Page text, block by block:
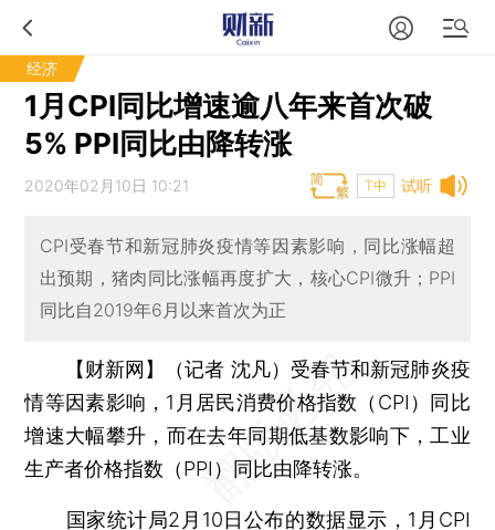
经济
1月CPI同比增速逾八年来首次破
5% PPI同比由降转涨
试听
2020年02月10日 10:21 T中
CPI受春节和新冠肺炎疫情等因素影响，同比涨幅超
出预期，猪肉同比涨幅再度扩大，核心CPI微升；PPI
同比自2019年6月以来首次为正
【财新网】（记者 沈凡） 受春节和新冠肺炎疫
情等因素影响，1月居民消费价格指数（CPI）同比
增速大幅攀升，而在去年同期低基数影响下，工业
生产者价格指数（PPI）同比由降转涨。
国家统计局2月10日公布的数据显示，1月CPI